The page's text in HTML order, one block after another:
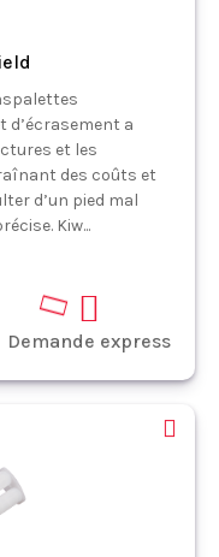
d’écrasement a
et les
des coûts et
d’un pied mal
Kiw...
Demande express